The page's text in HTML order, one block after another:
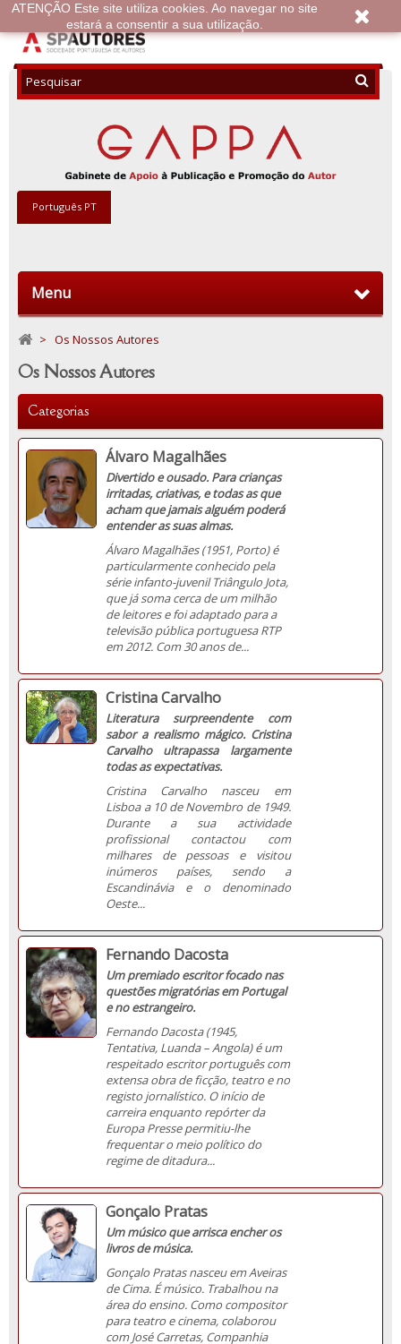
Menu
Português PT
> Os Nossos Autores
Os Nossos Autores
Categorias
Álvaro Magalhães
Divertido e ousado. Para crianças
irritadas, criativas, e todas as que
acham que jamais alguém poderá
entender as suas almas.
Álvaro Magalhães (1951, Porto) é
particularmente conhecido pela
série infanto-juvenil Triângulo Jota,
que já soma cerca de um milhão
de leitores e foi adaptado para a
televisão pública portuguesa RTP
em 2012. Com 30 anos de...
Cristina Carvalho
Literatura surpreendente com
sabor a realismo mágico. Cristina
Carvalho ultrapassa largamente
todas as expectativas.
Cristina Carvalho nasceu em
Lisboa a 10 de Novembro de 1949.
Durante a sua actividade
profissional contactou com
milhares de pessoas e visitou
inúmeros países, sendo a
Escandinávia e o denominado
Oeste...
Fernando Dacosta
Um premiado escritor focado nas
questões migratórias em Portugal
e no estrangeiro.
Fernando Dacosta (1945,
Tentativa, Luanda – Angola) é um
respeitado escritor português com
extensa obra de ficção, teatro e no
registo jornalístico. O início de
carreira enquanto repórter da
Europa Presse permitiu-lhe
frequentar o meio político do
regime de ditadura...
Gonçalo Pratas
Um músico que arrisca encher os
livros de música.
Gonçalo Pratas nasceu em Aveiras
de Cima. É músico. Trabalhou na
área do ensino. Como compositor
para teatro e cinema, colaborou
com José Carretas, Companhia
ATENÇÃO Este site utiliza cookies. Ao navegar no site
estará a consentir a sua utilização.